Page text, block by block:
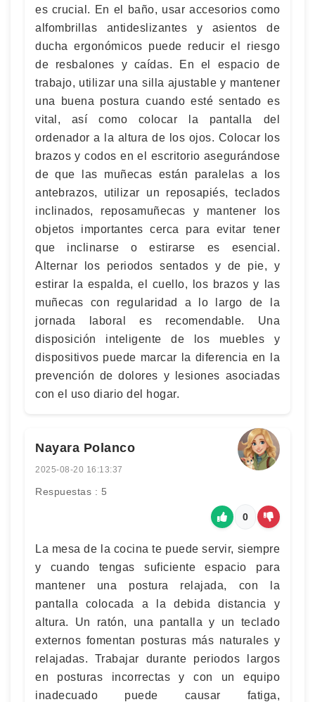
es crucial. En el baño, usar accesorios como
alfombrillas antideslizantes y asientos de
ducha ergonómicos puede reducir el riesgo
de resbalones y caídas. En el espacio de
trabajo, utilizar una silla ajustable y mantener
una buena postura cuando esté sentado es
vital, así como colocar la pantalla del
ordenador a la altura de los ojos. Colocar los
brazos y codos en el escritorio asegurándose
de que las muñecas están paralelas a los
antebrazos, utilizar un reposapiés, teclados
inclinados, reposamuñecas y mantener los
objetos importantes cerca para evitar tener
que inclinarse o estirarse es esencial.
Alternar los periodos sentados y de pie, y
estirar la espalda, el cuello, los brazos y las
muñecas con regularidad a lo largo de la
jornada laboral es recomendable. Una
disposición inteligente de los muebles y
dispositivos puede marcar la diferencia en la
prevención de dolores y lesiones asociadas
con el uso diario del hogar.
Nayara Polanco
2025-08-20 16:13:37
Respuestas : 5
0
La mesa de la cocina te puede servir, siempre
y cuando tengas suficiente espacio para
mantener una postura relajada, con la
pantalla colocada a la debida distancia y
altura. Un ratón, una pantalla y un teclado
externos fomentan posturas más naturales y
relajadas. Trabajar durante periodos largos
en posturas incorrectas y con un equipo
inadecuado puede causar fatiga,